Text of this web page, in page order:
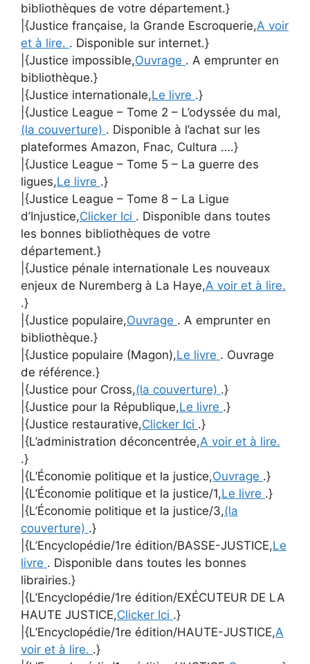
bibliothèques de votre département.}
|{Justice française, la Grande Escroquerie,A voir
et à lire. . Disponible sur internet.}
|{Justice impossible,Ouvrage . A emprunter en
bibliothèque.}
|{Justice internationale,Le livre .}
|{Justice League – Tome 2 – L’odyssée du mal,
(la couverture) . Disponible à l’achat sur les
plateformes Amazon, Fnac, Cultura ….}
|{Justice League – Tome 5 – La guerre des
ligues,Le livre .}
|{Justice League – Tome 8 – La Ligue
d’Injustice,Clicker Ici . Disponible dans toutes
les bonnes bibliothèques de votre
département.}
|{Justice pénale internationale Les nouveaux
enjeux de Nuremberg à La Haye,A voir et à lire.
.}
|{Justice populaire,Ouvrage . A emprunter en
bibliothèque.}
|{Justice populaire (Magon),Le livre . Ouvrage
de référence.}
|{Justice pour Cross,(la couverture) .}
|{Justice pour la République,Le livre .}
|{Justice restaurative,Clicker Ici .}
|{L’administration déconcentrée,A voir et à lire.
.}
|{L’Économie politique et la justice,Ouvrage .}
|{L’Économie politique et la justice/1,Le livre .}
|{L’Économie politique et la justice/3,(la
couverture) .}
|{L’Encyclopédie/1re édition/BASSE-JUSTICE,Le
livre . Disponible dans toutes les bonnes
librairies.}
|{L’Encyclopédie/1re édition/EXÉCUTEUR DE LA
HAUTE JUSTICE,Clicker Ici .}
|{L’Encyclopédie/1re édition/HAUTE-JUSTICE,A
voir et à lire. .}